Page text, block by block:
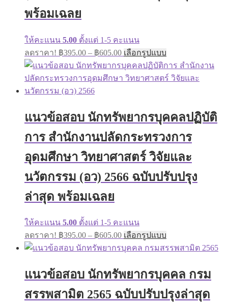
พร้อมเฉลย
ให้คะแนน 5.00 ตั้งแต่ 1-5 คะแนน
ลดราคา! ฿395.00 – ฿605.00Price
range:
฿395.00
through
เลือกรูปแบบ
product
has
multiple
may
be
chosen
on
product
page
แนวข้อสอบ นักทรัพยากรบุคคลปฏิบัติ
การ สำนักงานปลัดกระทรวงการ
อุดมศึกษา วิทยาศาสตร์ วิจัยและ
นวัตกรรม (อว) 2566 ฉบับปรับปรุง
ล่าสุด พร้อมเฉลย
ให้คะแนน 5.00 ตั้งแต่ 1-5 คะแนน
ลดราคา! ฿395.00 – ฿605.00Price
range:
฿395.00
฿605.00
เลือกรูปแบบ
product
has
variants.
The
options
may
แนวข้อสอบ นักทรัพยากรบุคคล กรม
สรรพสามิต 2565 ฉบับปรับปรุงล่าสุด